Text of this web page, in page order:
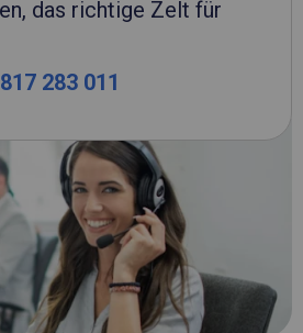
das richtige Zelt für
283 011